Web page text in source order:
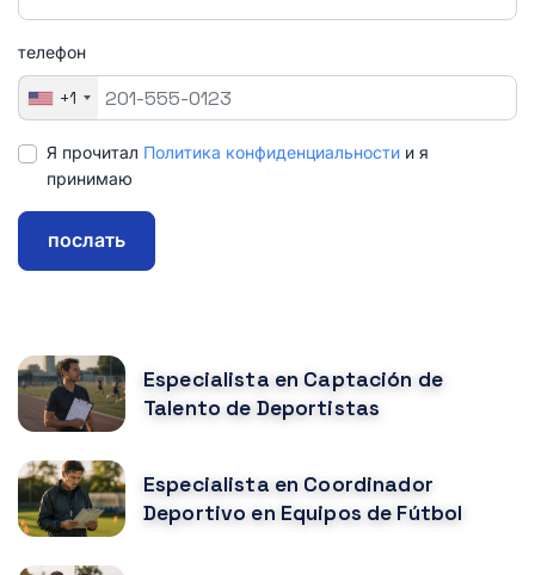
телефон
+1
Я прочитал Политика конфиденциальности и я
принимаю
послать
Especialista en Captación de
Talento de Deportistas
Especialista en Coordinador
Deportivo en Equipos de Fútbol